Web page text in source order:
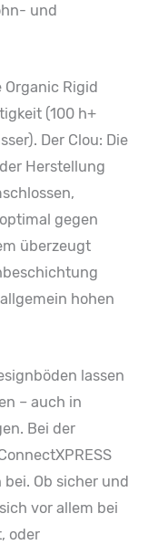
und
Rigid
(100 h+
Der Clou: Die
Herstellung
gegen
überzeugt
hohen
lassen
– auch in
Bei der
Ob sicher und
vor allem bei
oder